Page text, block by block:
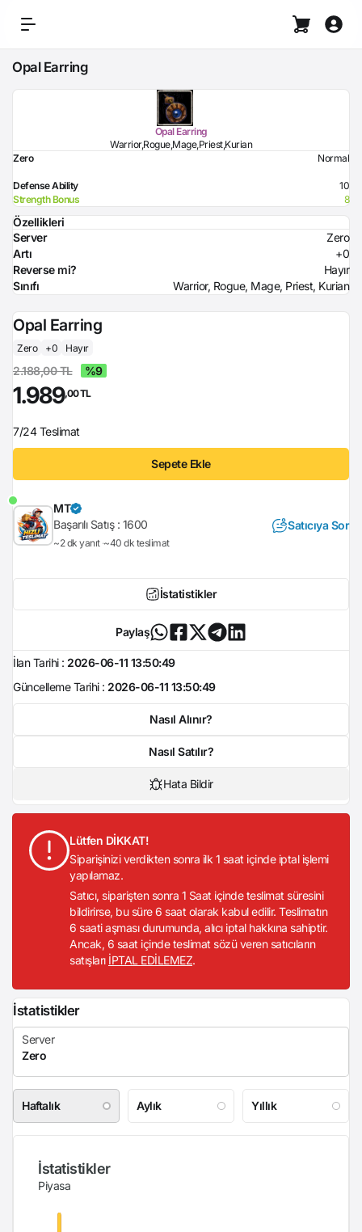
Opal Earring
Opal Earring
Warrior,Rogue,Mage,Priest,Kurian
Zero
Normal
Defense Ability
10
Strength Bonus
8
Özellikleri
Server
Zero
Artı
+0
Reverse mi?
Hayır
Sınıfı
Warrior, Rogue, Mage, Priest, Kurian
Opal Earring
Zero +0 Hayır
2.188,00 TL %9
1.989,00 TL
7/24 Teslimat
Sepete Ekle
MT
Başarılı Satış : 1600
~2 dk yanıt ~40 dk teslimat
Satıcıya Sor
İstatistikler
Paylaş
İlan Tarihi : 2026-06-11 13:50:49
Güncelleme Tarihi : 2026-06-11 13:50:49
Nasıl Alınır?
Nasıl Satılır?
Hata Bildir
Lütfen DİKKAT!
Siparişinizi verdikten sonra ilk 1 saat içinde iptal işlemi
yapılamaz.
Satıcı, siparişten sonra 1 Saat içinde teslimat süresini
bildirirse, bu süre 6 saat olarak kabul edilir. Teslimatın
6 saati aşması durumunda, alıcı iptal hakkına sahiptir.
Ancak, 6 saat içinde teslimat sözü veren satıcıların
satışları İPTAL EDİLEMEZ.
İstatistikler
Haftalık Aylık Yıllık
İstatistikler
Piyasa